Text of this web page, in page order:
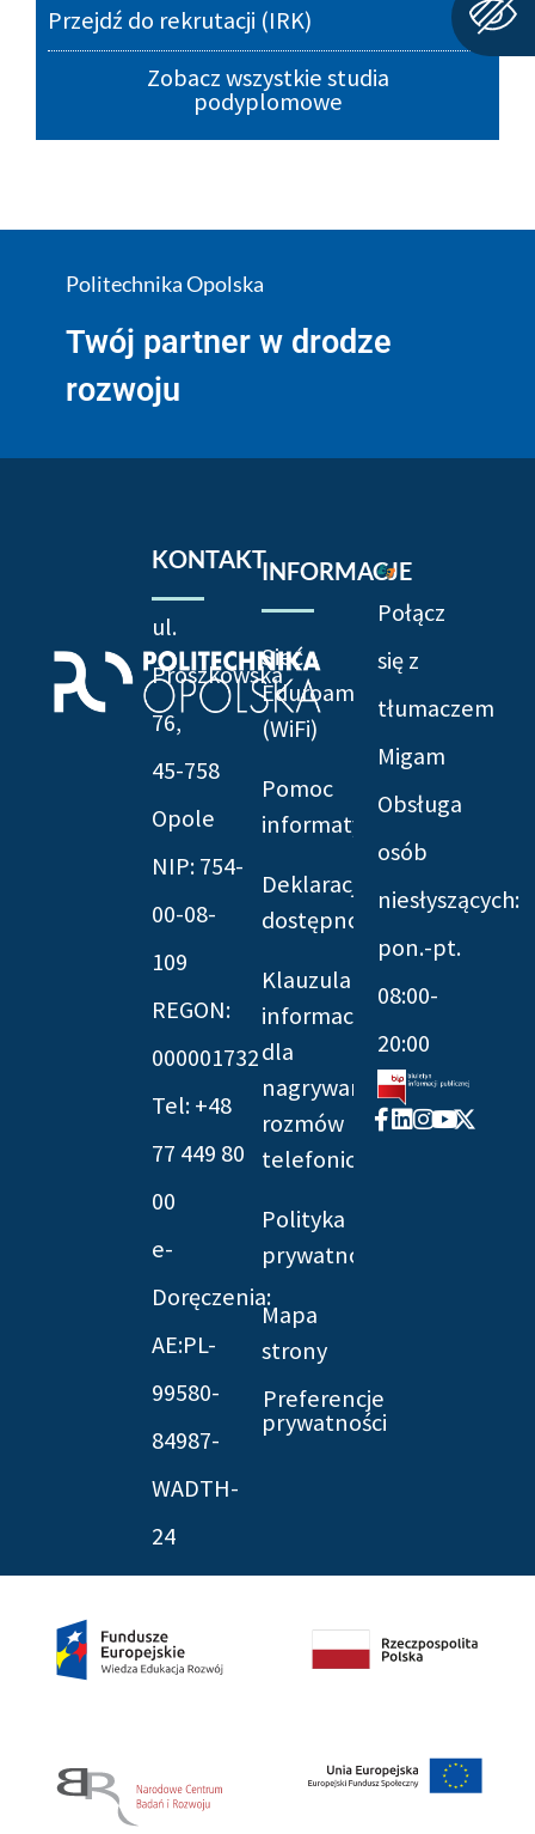
Przejdź do rekrutacji (IRK)
Zobacz wszystkie studia
podyplomowe
Politechnika Opolska
Twój partner w drodze
rozwoju
KONTAKT
ul.
Prószkowska
76,
45-758
Opole
NIP: 754-
00-08-
109
REGON:
000001732
Tel: +48
77 449 80
00
e-
Doręczenia:
AE:PL-
99580-
84987-
WADTH-
24
INFORMACJE
Sieć
Eduroam
(WiFi)
Pomoc
informatyczna
Deklaracja
dostępności
Klauzula
informacyjna
dla
nagrywania
rozmów
telefonicznych
Polityka
prywatności
Mapa
strony
Preferencje
prywatności
Połącz
się z
tłumaczem
Migam
Obsługa
osób
niesłyszących:
pon.-pt.
08:00-
20:00
Facebook-
f
Linkedin
Instagram
Youtube
X-
twitter